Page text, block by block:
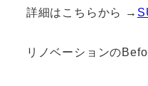
詳細はこちらから →
リノベーションの